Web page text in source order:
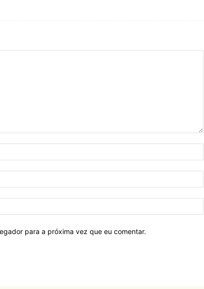
para a próxima vez que eu comentar.